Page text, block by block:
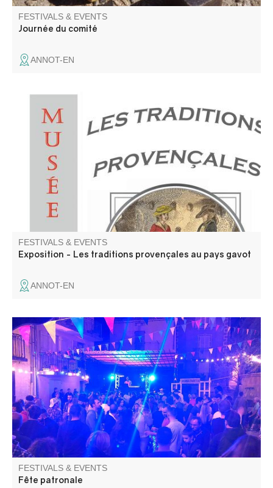
FESTIVALS & EVENTS
Journée du comité
ANNOT-EN
Annot is located in the Gavot region. We invite you to
discover the richness and particularities of this mountain
territory, through its language and traditions.
FESTIVALS & EVENTS
Exposition - Les traditions provençales au pays gavot
ANNOT-EN
C'est la Fête au village
FESTIVALS & EVENTS
Fête patronale